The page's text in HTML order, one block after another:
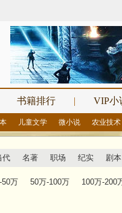
书籍排行 | VIP小
儿童文学 微小说 农业技术
代 名著 职场 纪实 剧本
50万 50万-100万 100万-200